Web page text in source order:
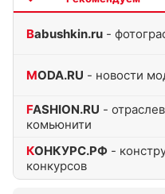
Babushkin.ru -
MODA.RU - новости
FASHION.RU -
комьюнити
КОНКУРС.РФ -
конкурсов